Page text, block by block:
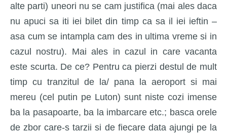
alte parti) uneori nu se cam justifica (mai ales daca
nu apuci sa iti iei bilet din timp ca sa il iei ieftin –
asa cum se intampla cam des in ultima vreme si in
cazul nostru). Mai ales in cazul in care vacanta
este scurta. De ce? Pentru ca pierzi destul de mult
timp cu tranzitul de la/ pana la aeroport si mai
mereu (cel putin pe Luton) sunt niste cozi imense
ba la pasapoarte, ba la imbarcare etc.; basca orele
de zbor care-s tarzii si de fiecare data ajungi pe la